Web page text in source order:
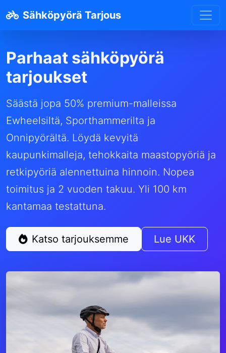
Sähköpyörä Tarjous
Parhaat sähköpyörä
tarjoukset
Säästä jopa 50% premium-malleissa
Ewheelsiltä, Sporthammerilta ja
Onnipyörältä. Löydä kevyitä
kaupunkimalleja, tehokkaita maastopyöriä ja
retkipyöriä alennettuina hinnoin. Nopea
toimitus ja 2 vuoden takuu. Yli 100 km
kantamaa testattuna.
Katso tarjouksemme Lue UKK